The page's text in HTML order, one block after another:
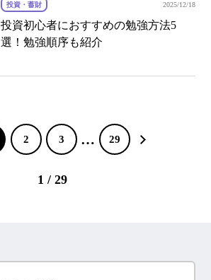
投資・蓄財 2025/12/18
投資初心者におすすめの勉強方法5
選！勉強順序も紹介
2 3 … 29
1 / 29